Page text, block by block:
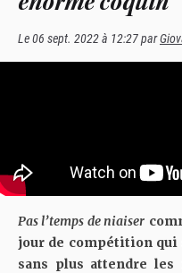
Le06 sept. 2022 à 12:27par
Pas l’temps de niaiser
jour de compétition qui
sans plus attendre les